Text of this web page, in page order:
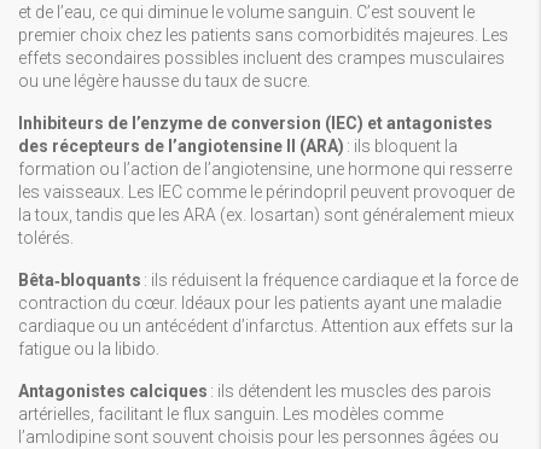
et de l’eau, ce qui diminue le volume sanguin. C’est souvent le
premier choix chez les patients sans comorbidités majeures. Les
effets secondaires possibles incluent des crampes musculaires
ou une légère hausse du taux de sucre.
Inhibiteurs de l’enzyme de conversion (IEC) et antagonistes
des récepteurs de l’angiotensine II (ARA) : ils bloquent la
formation ou l’action de l’angiotensine, une hormone qui resserre
les vaisseaux. Les IEC comme le périndopril peuvent provoquer de
la toux, tandis que les ARA (ex. losartan) sont généralement mieux
tolérés.
Bêta‑bloquants : ils réduisent la fréquence cardiaque et la force de
contraction du cœur. Idéaux pour les patients ayant une maladie
cardiaque ou un antécédent d’infarctus. Attention aux effets sur la
fatigue ou la libido.
Antagonistes calciques : ils détendent les muscles des parois
artérielles, facilitant le flux sanguin. Les modèles comme
l’amlodipine sont souvent choisis pour les personnes âgées ou